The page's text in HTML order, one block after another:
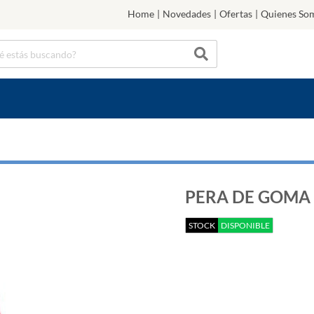
Home | Novedades | Ofertas | Quienes
PERA DE
STOCK DISPONIBLE